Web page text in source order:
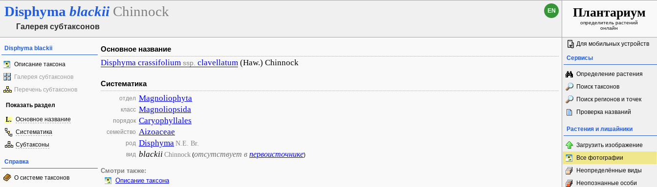
Disphyma blackii Chinnock
Галерея субтаксонов
EN Плантариум
определитель растений
онлайн
Disphyma blackii
Описание таксона
Галерея субтаксонов
Перечень субтаксонов
Показать раздел
Основное название
Систематика
Субтаксоны
Справка
О системе таксонов
Основное название
Disphyma crassifolium ssp. clavellatum (Haw.) Chinnock
Систематика
отдел Magnoliophyta
класс Magnoliopsida
порядок Caryophyllales
семейство Aizoaceae
род DisphymaN.E. Br.
вид blackii Chinnock (отсутствует в первоисточнике)
Смотри также:
Описание таксона
Для мобильных устройств
Сервисы
Определение растения
Поиск таксонов
Поиск регионов и точек
Проверка названий
Растения и лишайники
Загрузить изображение
Все фотографии
Неопределённые виды
Неопознанные особи